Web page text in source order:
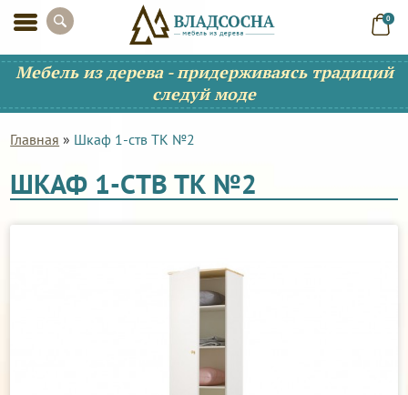
0
Мебель из дерева - придерживаясь традиций
следуй моде
Главная » Шкаф 1-ств ТК №2
ШКАФ 1-СТВ ТК №2